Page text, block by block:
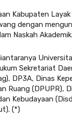
Kabupaten
dengan
Naskah Akademik.
Sekretariat
DP3A, Dinas
Ruang (DPUPR),
Kebudayaan
(*)